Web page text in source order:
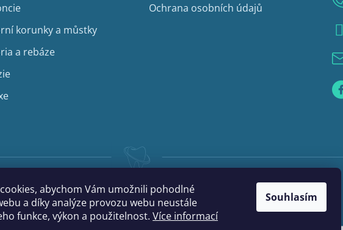
abychom Vám umožnili pohodlné
a díky analýze provozu webu neustále
funkce, výkon a použitelnost. Více informací
Souhlasím
korunky a můstky
a rebáze
Ochrana osobních údajů